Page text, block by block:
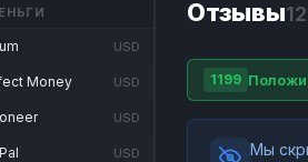
USD
Money USD
USD
USD
Отзывы
1199
Мы